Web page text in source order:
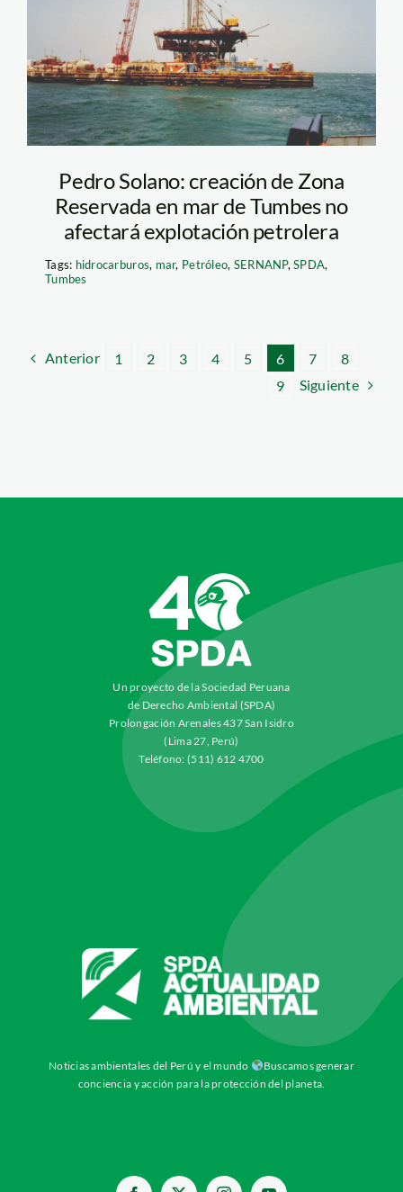
petrolero_agencia
andina
Pedro Solano: creación de Zona
Reservada en mar de Tumbes no
afectará explotación petrolera
Tags: hidrocarburos, mar, Petróleo, SERNANP,SPDA,
Tumbes
Anterior 1 2 3 4 5 6 7
8
9
Siguiente
Un proyecto de la Sociedad Peruana
de Derecho Ambiental (SPDA)
Prolongación Arenales 437 San Isidro
(Lima 27, Perú)
Teléfono: (511) 612 4700
Noticias ambientales del Perú y el mundo
Buscamos generar
conciencia y acción para la protección del planeta.